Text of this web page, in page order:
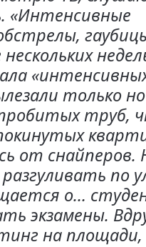
«Интенсивные
только
труб,
от снайперов.
по
о…
экзамены.
на